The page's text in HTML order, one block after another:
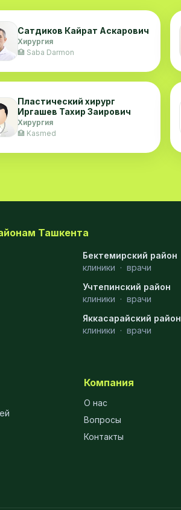
Сатдиков Кайрат Аскарович
Хирургия
🏥 Saba Darmon
Пластический хирург
Иргашев Тахир Заирович
Хирургия
🏥 Kasmed
Ташкента
Бектемирский район
клиники · врачи
Учтепинский район
клиники · врачи
Яккасарайский район
клиники · врачи
Компания
О нас
Вопросы
Контакты